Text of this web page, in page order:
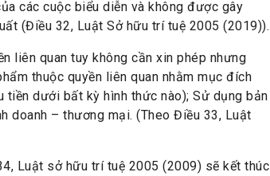
các cuộc biểu diễn và không được gây
(Điều 32, Luật Sở hữu trí tuệ 2005 (2019)).
liên quan tuy không cần xin phép nhưng
thuộc quyền liên quan nhằm mục đích
dưới bất kỳ hình thức nào); Sử dụng bản
doanh – thương mại. (Theo Điều 33, Luật
Luật sở hữu trí tuệ 2005 (2009) sẽ kết thúc